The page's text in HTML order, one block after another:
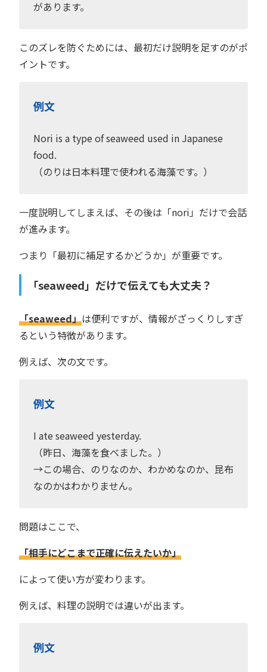
があります。
このズレを防ぐためには、最初だけ説明を足すのがポ
イントです。
例文
Nori is a type of seaweed used in Japanese
food.
（のりは日本料理で使われる海藻です。）
一度説明してしまえば、その後は「nori」だけで会話
が進みます。
つまり「最初に補足するかどうか」が重要です。
「seaweed」だけで伝えても大丈夫？
「seaweed」は便利ですが、情報がざっくりしすぎ
るという特徴があります。
例えば、次の文です。
例文
I ate seaweed yesterday.
（昨日、海藻を食べました。）
→この場合、のりなのか、わかめなのか、昆布
なのかはわかりません。
問題はここで、
「相手にどこまで正確に伝えたいか」
によって使い方が変わります。
例えば、料理の説明では違いが出ます。
例文